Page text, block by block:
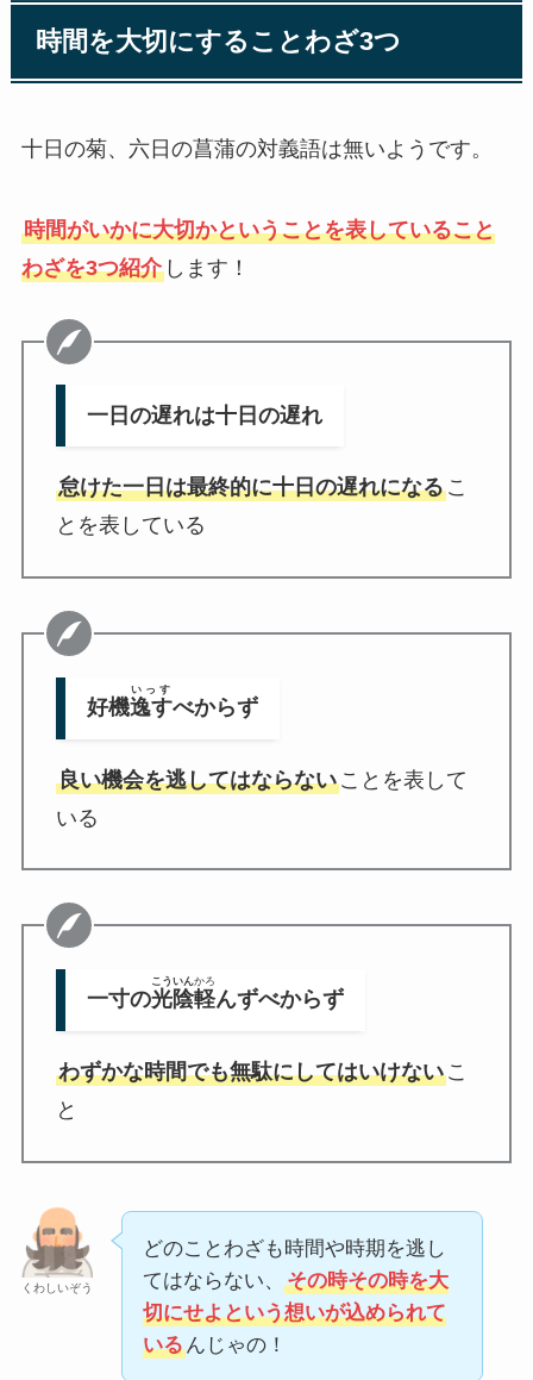
時間を大切にすることわざ3つ
十日の菊、六日の菖蒲の対義語は無いようです。
時間がいかに大切かということを表していること
わざを3つ紹介します！
一日の遅れは十日の遅れ
怠けた一日は最終的に十日の遅れになるこ
とを表している
好機逸す
いっす
べからず
良い機会を逃してはならないことを表して
いる
一寸の光陰
こういん
軽
かろ
んずべからず
わずかな時間でも無駄にしてはいけないこ
と
くわしいぞう
どのことわざも時間や時期を逃し
てはならない、
その時その時を大
切にせよという想いが込められて
いるんじゃの！